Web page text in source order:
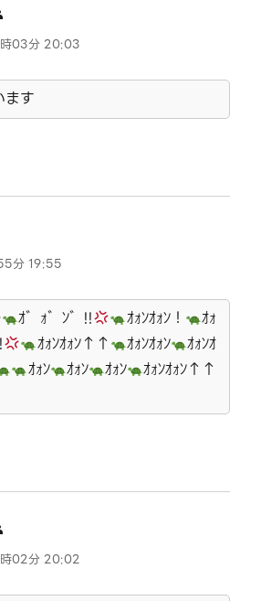
り:03分 20:03
ます
分 19:55
ｵ゛ｫ゛ﾝ゛!! ｵｫﾝｵｫﾝ！
ｵｫ
ｵｫﾝｵｫﾝ↑↑ ｵｫﾝｵｫﾝ
ｵｫﾝｵ
ｵｫﾝ ｵｫﾝ ｵｫﾝ
ｵｫﾝｵｫﾝ↑↑
り:02分 20:02